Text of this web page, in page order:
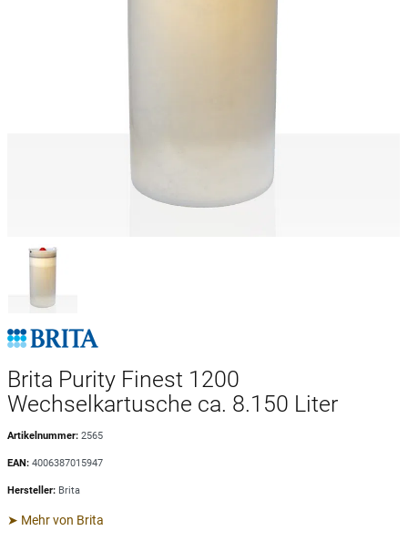
Brita Purity Finest 1200
Wechselkartusche ca. 8.150 Liter
Artikelnummer: 2565
EAN: 4006387015947
Hersteller: Brita
➤ Mehr von Brita